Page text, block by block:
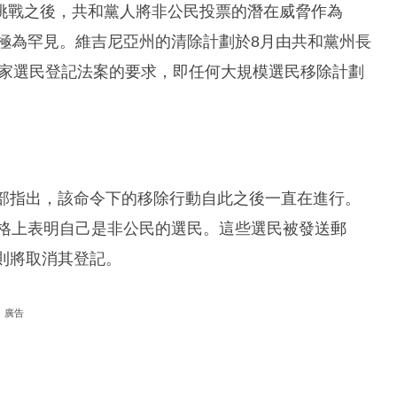
之後，共和黨人將非公民投票的潛在威脅作為
為罕見。維吉尼亞州的清除計劃於8月由共和黨州長
選民登記法案的要求，即任何大規模選民移除計劃
出，該命令下的移除行動自此之後一直在進行。
上表明自己是非公民的選民。這些選民被發送郵
取消其登記。
廣告